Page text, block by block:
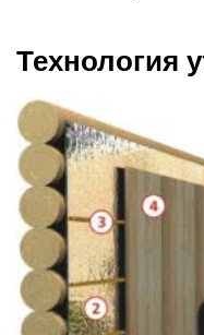
Технология